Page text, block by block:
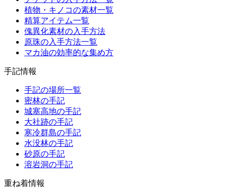
植物・キノコの素材一覧
精算アイテム一覧
傀異化素材の入手方法
原珠の入手方法一覧
マカ油の効率的な集め方
手記情報
手記の場所一覧
密林の手記
城塞高地の手記
大社跡の手記
寒冷群島の手記
水没林の手記
砂原の手記
溶岩洞の手記
重ね着情報